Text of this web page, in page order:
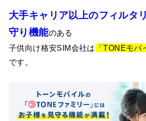
大手キャリア以上のフィルタ
守り機能のある
子供向け格安SIM会社は
「TONEモ
です。